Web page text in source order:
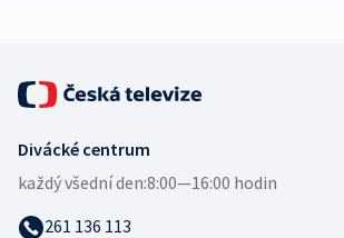
Divácké centrum
každý všední den:8:00—16:00 hodin
261 136 113